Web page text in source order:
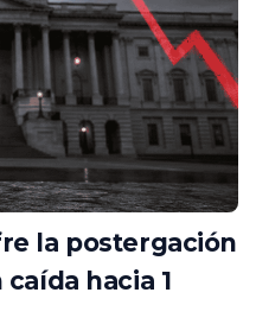
la postergación
hacia 1